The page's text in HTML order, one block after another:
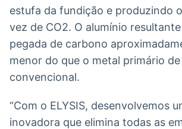
integração de
dados
Broadcast
notícias
estufa da fundição e produzindo
vez de CO2. O alumínio
pegada de carbono
menor do que o metal primário
convencional.
“Com o ELYSIS, desenvolvemos
inovadora que elimina todas as